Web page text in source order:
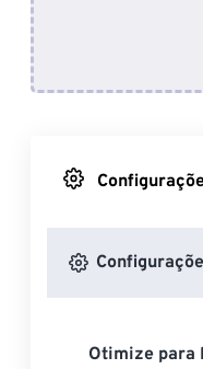
Otimize para